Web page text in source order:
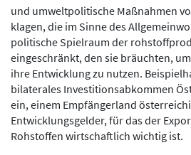
und umweltpolitische Maßnahmen
klagen, die im Sinne des
politische Spielraum der
eingeschränkt, den sie bräuchten,
ihre Entwicklung zu nutzen.
bilaterales Investitionsabkommen
ein, einem Empfängerland
Entwicklungsgelder, für das der
Rohstoffen wirtschaftlich wichtig ist.